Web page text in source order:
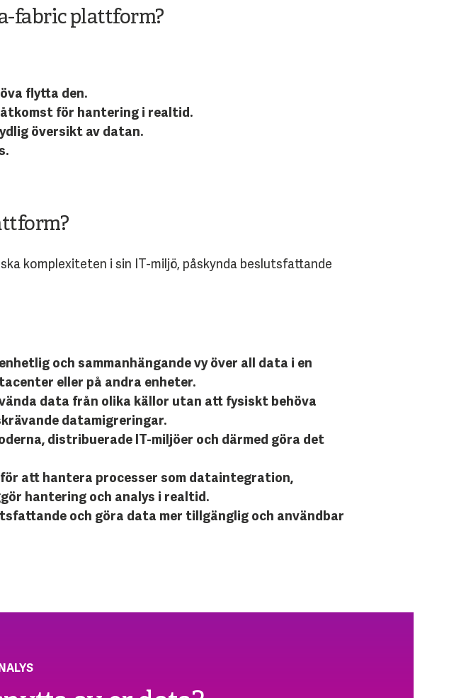
fabric plattform?
flytta den.
för hantering i realtid.
översikt av datan.
komplexiteten i sin IT-miljö, påskynda beslutsfattande
och sammanhängande vy över all data i en
eller på andra enheter.
data från olika källor utan att fysiskt behöva
datamigreringar.
distribuerade IT-miljöer och därmed göra det
att hantera processer som dataintegration,
hantering och analys i realtid.
och göra data mer tillgänglig och användbar